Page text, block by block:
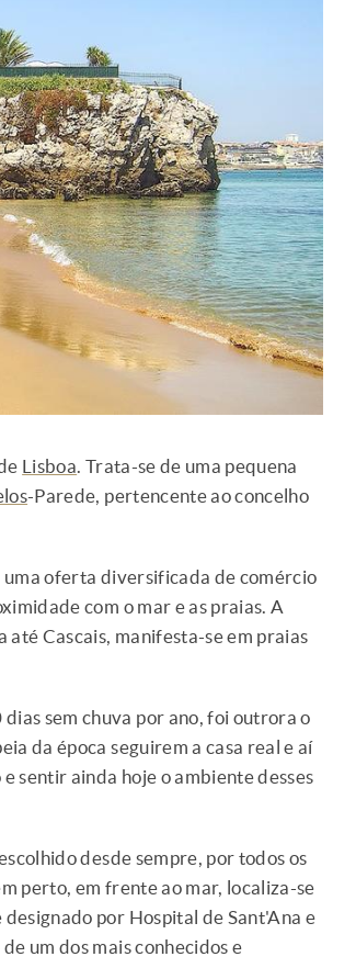
Lisboa. Trata-se de uma pequena
-Parede, pertencente ao concelho
uma oferta diversificada de comércio
com o mar e as praias. A
até Cascais, manifesta-se em praias
sem chuva por ano, foi outrora o
da época seguirem a casa real e aí
sentir ainda hoje o ambiente desses
desde sempre, por todos os
perto, em frente ao mar, localiza-se
por Hospital de Sant'Ana e
um dos mais conhecidos e